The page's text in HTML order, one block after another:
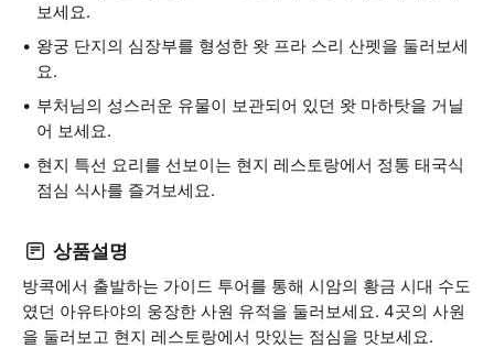
보세요.
왕궁 단지의 심장부를 형성한 왓 프라 스리 산펫을 둘러보세
요.
부처님의 성스러운 유물이 보관되어 있던 왓 마하탓을 거닐
어 보세요.
현지 특선 요리를 선보이는 현지 레스토랑에서 정통 태국식
점심 식사를 즐겨보세요.
상품설명
방콕에서 출발하는 가이드 투어를 통해 시암의 황금 시대 수도
였던 아유타야의 웅장한 사원 유적을 둘러보세요. 4곳의 사원
을 둘러보고 현지 레스토랑에서 맛있는 점심을 맛보세요.